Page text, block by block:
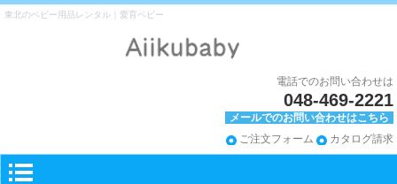
東北のベビー用品レンタル｜愛育ベビー
電話でのお問い合わせは
048-469-2221
メールでのお問い合わせはこちら
ご注文フォーム
カタログ請求